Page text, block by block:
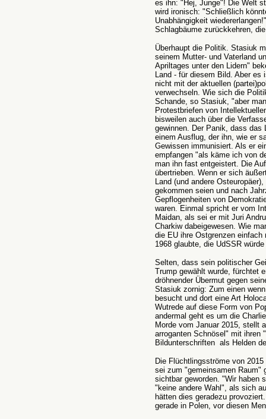
es ihn: "Hej, Junge"! Die Welt
wird ironisch: "Schließlich
Unabhängigkeit
Schlagbäume zurückkehren,
Überhaupt die Politik. Stasiuk
seinem Mutter- und Vaterland
Apriltages unter den Lidern"
Land - für diesem Bild. Aber
nicht mit der aktuellen
verwechseln. Wie sich die
Schande, so Stasiuk, "aber
Protestbriefen von
bisweilen auch über die
gewinnen. Der Panik, dass
einem Ausflug, der ihn, wie er
Gewissen immunisiert. Als er
empfangen "als käme ich von
man ihn fast entgeistert. Die
übertrieben. Wenn er sich
Land (und andere
gekommen seien und nach
Gepflogenheiten von
waren. Einmal spricht er vom
Maidan, als sei er mit Juri
Charkiw dabeigewesen. Wie
die EU ihre Ostgrenzen
1968 glaubte, die UdSSR
Selten, dass sein politischer
Trump gewählt wurde, fürchtet
dröhnender Übermut gegen
Stasiuk zornig: Zum einen
besucht und dort eine Art
Wutrede auf diese Form von
andermal geht es um die
Morde vom Januar 2015, stellt
arroganten Schnösel" mit ihren
Bildunterschriften als Helden
Die Flüchtlingsströme von
sei zum "gemeinsamen Raum"
sichtbar geworden. "Wir haben
"keine andere Wahl", als sich
hätten dies geradezu
gerade in Polen, vor diesen